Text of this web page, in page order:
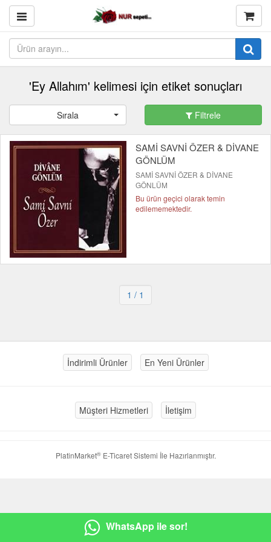
'Ey Allahım' kelimesi için etiket sonuçları
Sırala Filtrele
SAMİ SAVNİ ÖZER & DİVANE
GÖNLÜM
SAMİ SAVNİ ÖZER & DİVANE
GÖNLÜM
Bu ürün geçici olarak temin
edilememektedir.
1 / 1
İndirimli Ürünler En Yeni Ürünler
Müşteri Hizmetleri İletişim
PlatinMarket®E-Ticaret Sistemi İle Hazırlanmıştır.
WhatsApp ile sor!